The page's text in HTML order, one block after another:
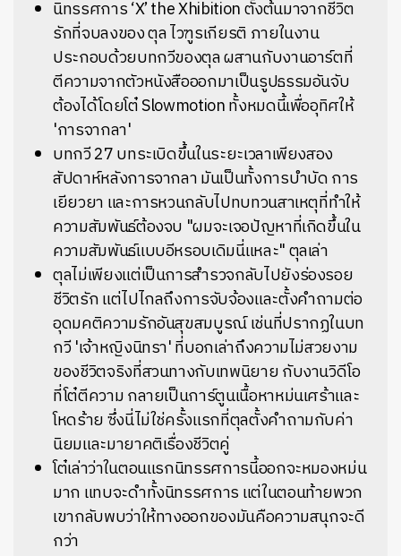
นิทรรศการ ‘X’ the Xhibition ตั้งต้นมาจากชีวิต
รักที่จบลงของ ตุล ไวฑูรเกียรติ ภายในงาน
ประกอบด้วยบทกวีของตุล ผสานกับงานอาร์ตที่
ตีความจากตัวหนังสือออกมาเป็นรูปธรรมอันจับ
ต้องได้โดยโต๋ Slowmotion ทั้งหมดนี้เพื่ออุทิศให้
'การจากลา'
บทกวี 27 บทระเบิดขึ้นในระยะเวลาเพียงสอง
สัปดาห์หลังการจากลา มันเป็นทั้งการบำบัด การ
เยียวยา และการหวนกลับไปทบทวนสาเหตุที่ทำให้
ความสัมพันธ์ต้องจบ "ผมจะเจอปัญหาที่เกิดขึ้นใน
ความสัมพันธ์แบบอีหรอบเดิมนี่แหละ" ตุลเล่า
ตุลไม่เพียงแต่เป็นการสำรวจกลับไปยังร่องรอย
ชีวิตรัก แต่ไปไกลถึงการจับจ้องและตั้งคำถามต่อ
อุดมคติความรักอันสุขสมบูรณ์ เช่นที่ปรากฏในบท
กวี 'เจ้าหญิงนิทรา' ที่บอกเล่าถึงความไม่สวยงาม
ของชีวิตจริงที่สวนทางกับเทพนิยาย กับงานวิดีโอ
ที่โต๋ตีความ กลายเป็นการ์ตูนเนื้อหาหม่นเศร้าและ
โหดร้าย ซึ่งนี่ไม่ใช่ครั้งแรกที่ตุลตั้งคำถามกับค่า
นิยมและมายาคติเรื่องชีวิตคู่
โต๋เล่าว่าในตอนแรกนิทรรศการนี้ออกจะหมองหม่น
มาก แทบจะดำทั้งนิทรรศการ แต่ในตอนท้ายพวก
เขากลับพบว่าให้ทางออกของมันคือความสนุกจะดี
กว่า